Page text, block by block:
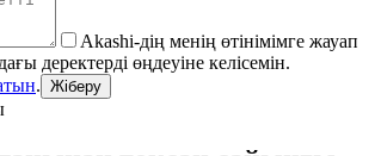
Akashi-дің менің өтінімімге жауап
деректерді өңдеуіне келісемін.
. Жіберу